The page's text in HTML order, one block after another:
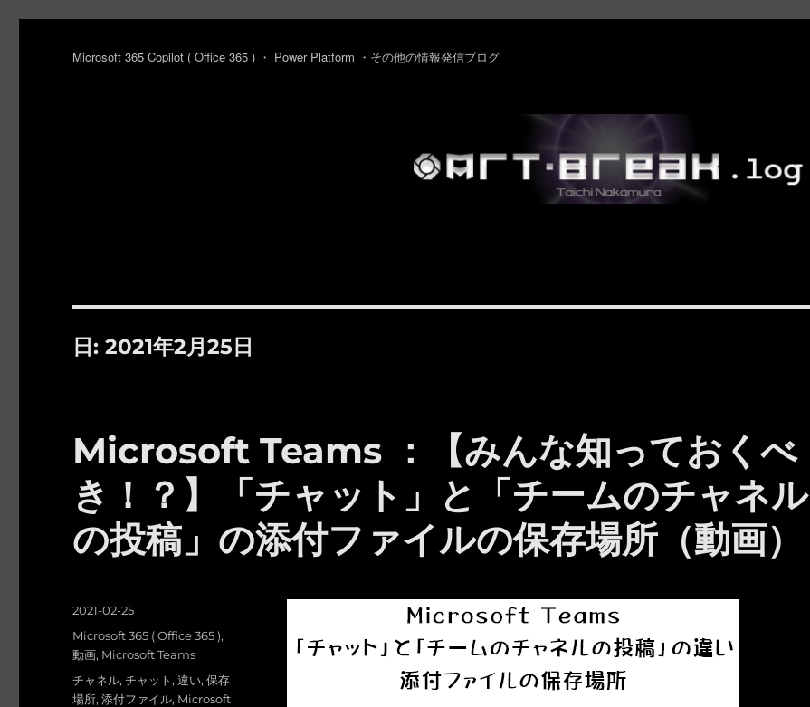
Microsoft 365 Copilot ( Office 365 ) ・ Power Platform ・その他の情報発信ブログ
日:2021年2月25日
Microsoft Teams ：【みんな知っておくべ
き！？】「チャット」と「チームのチャネル
の投稿」の添付ファイルの保存場所（動画）
投
日:
2021-02-25
カ
テ
ゴ
リ
Microsoft 365 ( Office 365 ),
動画, Microsoft Teams
タ
グ
チャネル,チャット ,違い,保存
場所,添付ファイル, Microsoft